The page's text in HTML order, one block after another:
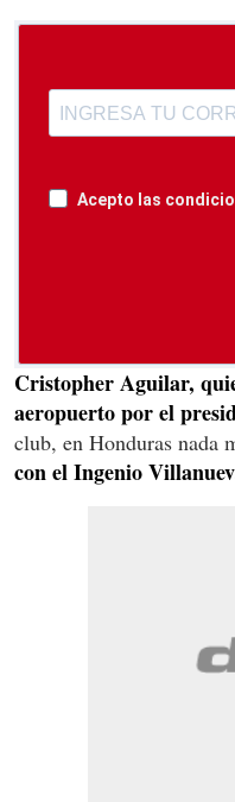
Acepto las
Cristopher Aguilar,
aeropuerto por el
club, en Honduras nada
con el Ingenio